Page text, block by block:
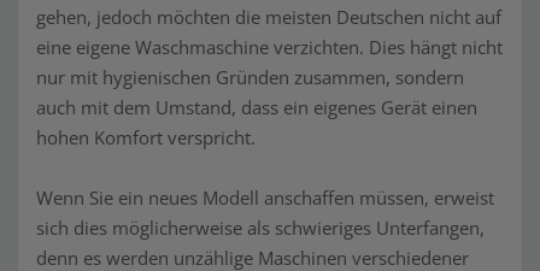
gehen, jedoch möchten die meisten Deutschen nicht auf
eine eigene Waschmaschine verzichten. Dies hängt nicht
nur mit hygienischen Gründen zusammen, sondern
auch mit dem Umstand, dass ein eigenes Gerät einen
hohen Komfort verspricht.
Wenn Sie ein neues Modell anschaffen müssen, erweist
sich dies möglicherweise als schwieriges Unterfangen,
denn es werden unzählige Maschinen verschiedener